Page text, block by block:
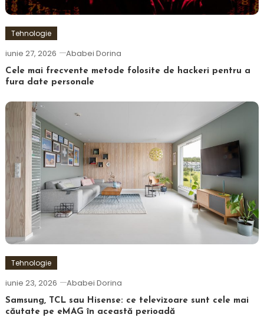
Tehnologie
iunie 27, 2026 Ababei Dorina
Cele mai frecvente metode folosite de hackeri pentru a
fura date personale
Tehnologie
iunie 23, 2026 Ababei Dorina
Samsung, TCL sau Hisense: ce televizoare sunt cele mai
căutate pe eMAG în această perioadă